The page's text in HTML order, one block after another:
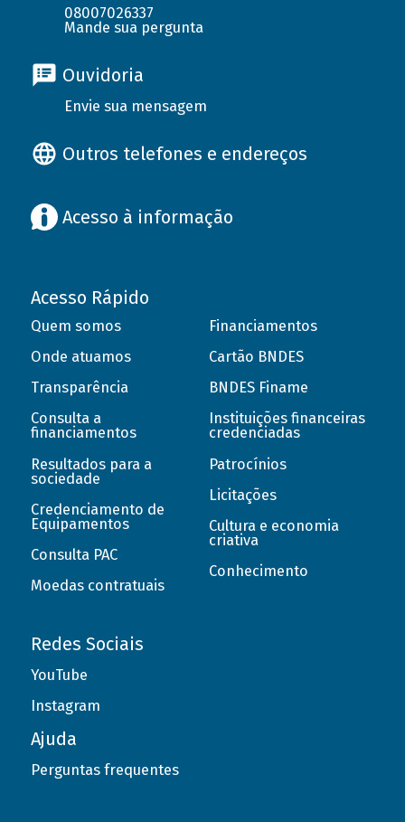
08007026337
Mande sua pergunta
Ouvidoria
Envie sua mensagem
Outros telefones e endereços
Acesso à informação
Acesso Rápido
Quem somos
Onde atuamos
Transparência
Consulta a
financiamentos
Resultados para a
sociedade
Credenciamento de
Equipamentos
Consulta PAC
Moedas contratuais
Financiamentos
Cartão BNDES
BNDES Finame
Instituições financeiras
credenciadas
Patrocínios
Licitações
Cultura e economia
criativa
Conhecimento
Redes Sociais
YouTube
Instagram
Ajuda
Perguntas frequentes